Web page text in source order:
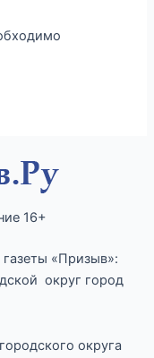
16+
«Призыв»:
округ город
округа